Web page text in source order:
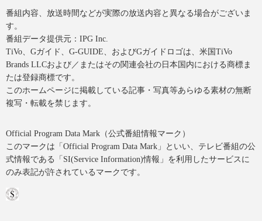
番組内容、放送時間などが実際の放送内容と異なる場合がございま
す。
番組データ提供元：IPG Inc.
TiVo、Gガイド、G-GUIDE、およびGガイドロゴは、米国TiVo
Brands LLCおよび／またはその関連会社の日本国内における商標ま
たは登録商標です。
このホームページに掲載している記事・写真等あらゆる素材の無断
複写・転載を禁じます。
Official Program Data Mark（公式番組情報マーク）
このマークは「Official Program Data Mark」といい、テレビ番組の公
式情報である「SI(Service Information)情報」を利用したサービスに
のみ表記が許されているマークです。